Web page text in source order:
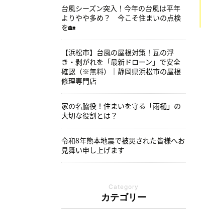
台風シーズン突入！今年の台風は平年
よりやや多め？ 今こそ住まいの点検
を🏡
【浜松市】台風の屋根対策！瓦の浮
き・剥がれを「最新ドローン」で安全
確認（※無料）｜静岡県浜松市の屋根
修理専門店
家の名脇役！住まいを守る「雨樋」の
大切な役割とは？
令和8年熊本地震で被災された皆様へお
見舞い申し上げます
Category
カテゴリー